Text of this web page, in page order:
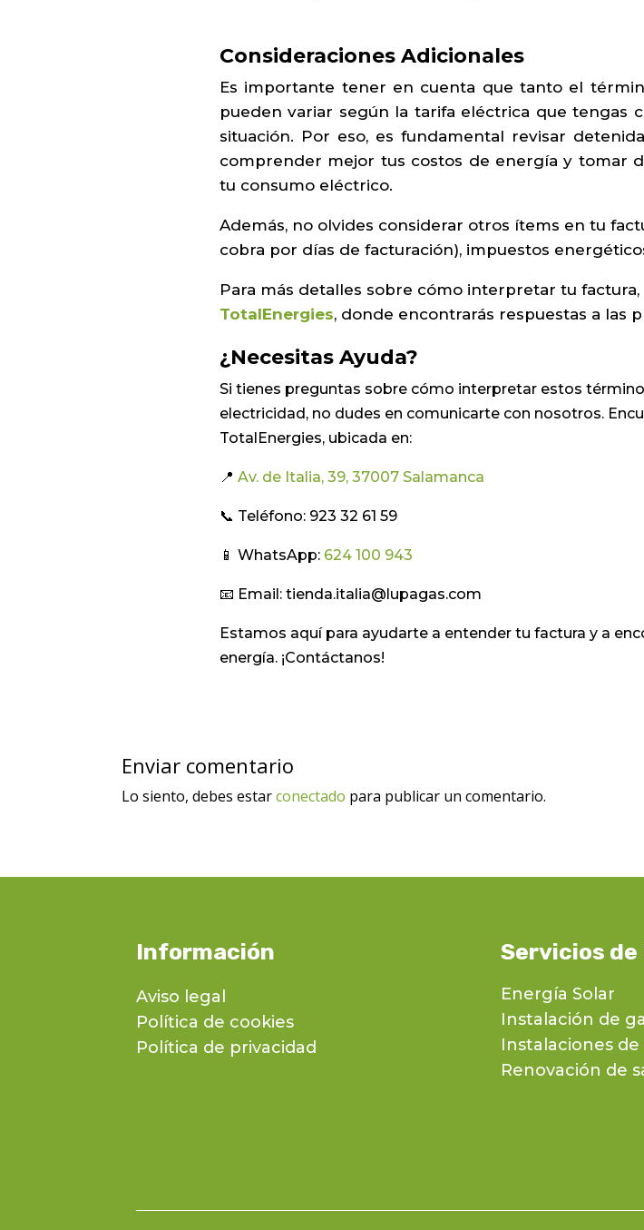
Consideraciones Adicionales
Es importante tener en cuenta que tanto el
pueden variar según la tarifa eléctrica que tengas
situación. Por eso, es fundamental revisar
comprender mejor tus costos de energía y tomar
tu consumo eléctrico.
Además, no olvides considerar otros ítems en tu
cobra por días de facturación), impuestos
Para más detalles sobre cómo interpretar tu
TotalEnergies, donde encontrarás respuestas a las
¿Necesitas Ayuda?
Si tienes preguntas sobre cómo interpretar estos
electricidad, no dudes en comunicarte con nosotros.
TotalEnergies, ubicada en:
📍 Av. de Italia, 39, 37007 Salamanca
📞 Teléfono: 923 32 61 59
📱 WhatsApp: 624 100 943
📧 Email: tienda.italia@lupagas.com
Estamos aquí para ayudarte a entender tu factura y a
energía. ¡Contáctanos!
Enviar comentario
Lo siento, debes estarconectado para publicar un comentario.
Información
Aviso legal
Política de cookies
Política de privacidad
Servicios de
Energía Solar
Instalación de
Instalaciones
Renovación de